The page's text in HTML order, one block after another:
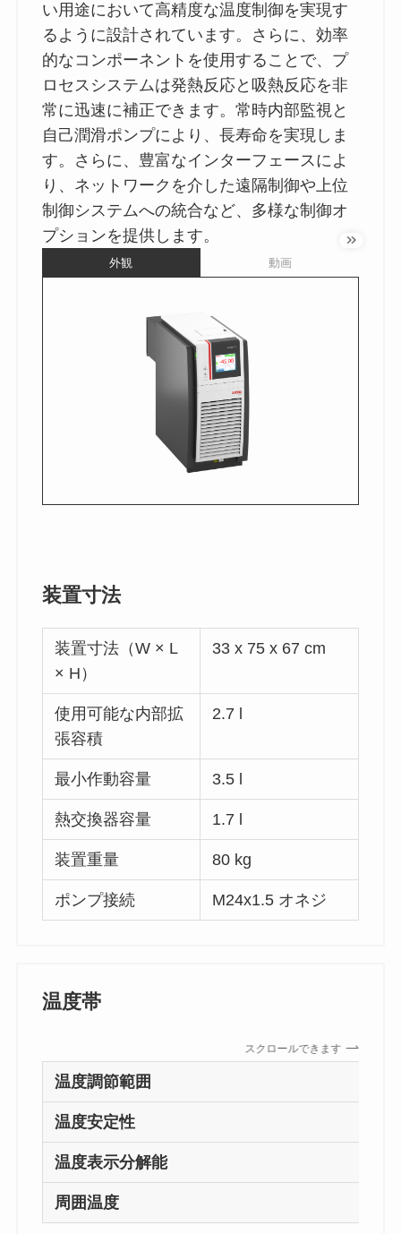
い用途において高精度な温度制御を実現す
るように設計されています。さらに、効率
的なコンポーネントを使用することで、プ
ロセスシステムは発熱反応と吸熱反応を非
常に迅速に補正できます。常時内部監視と
自己潤滑ポンプにより、長寿命を実現しま
す。さらに、豊富なインターフェースによ
り、ネットワークを介した遠隔制御や上位
制御システムへの統合など、多様な制御オ
プションを提供します。
外観 動画
装置寸法
装置寸法（W × L
× H）
33 x 75 x 67 cm
使用可能な内部拡
張容積
2.7 l
最小作動容量 3.5 l
熱交換器容量 1.7 l
装置重量 80 kg
ポンプ接続 M24x1.5 オネジ
温度帯
スクロールできます
温度調節範囲
温度安定性
温度表示分解能
周囲温度